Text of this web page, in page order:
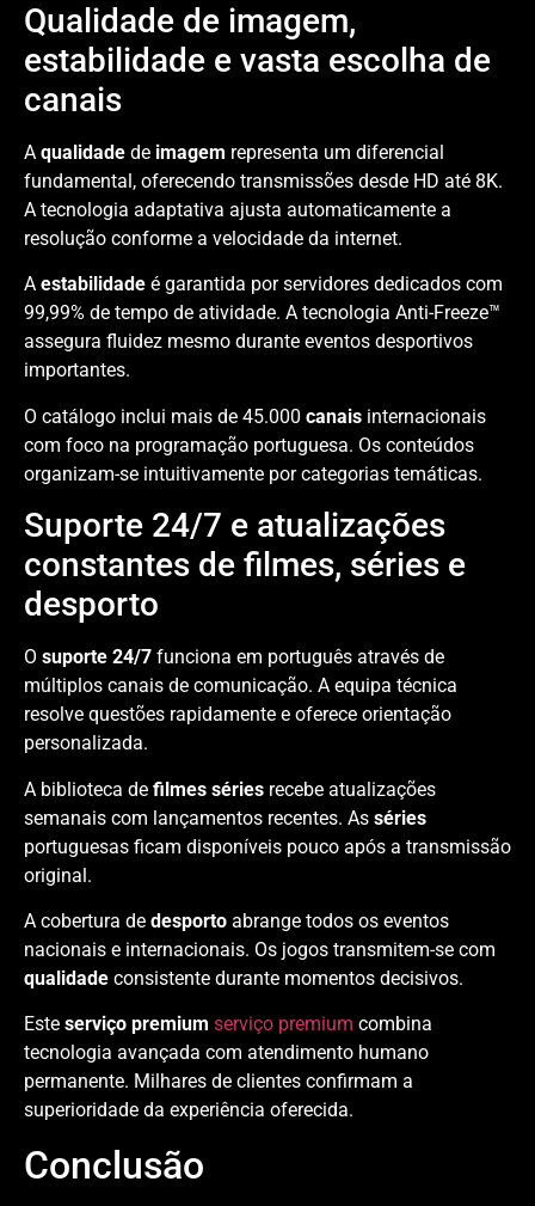
Qualidade de imagem,
estabilidade e vasta escolha de
canais
A qualidade de imagem representa um diferencial
fundamental, oferecendo transmissões desde HD até 8K.
A tecnologia adaptativa ajusta automaticamente a
resolução conforme a velocidade da internet.
A estabilidade é garantida por servidores dedicados com
99,99% de tempo de atividade. A tecnologia Anti-Freeze™
assegura fluidez mesmo durante eventos desportivos
importantes.
O catálogo inclui mais de 45.000 canais internacionais
com foco na programação portuguesa. Os conteúdos
organizam-se intuitivamente por categorias temáticas.
Suporte 24/7 e atualizações
constantes de filmes, séries e
desporto
O suporte 24/7 funciona em português através de
múltiplos canais de comunicação. A equipa técnica
resolve questões rapidamente e oferece orientação
personalizada.
A biblioteca de filmes séries recebe atualizações
semanais com lançamentos recentes. As séries
portuguesas ficam disponíveis pouco após a transmissão
original.
A cobertura de desporto abrange todos os eventos
nacionais e internacionais. Os jogos transmitem-se com
qualidade consistente durante momentos decisivos.
Este serviço premium serviço premium combina
tecnologia avançada com atendimento humano
permanente. Milhares de clientes confirmam a
superioridade da experiência oferecida.
Conclusão